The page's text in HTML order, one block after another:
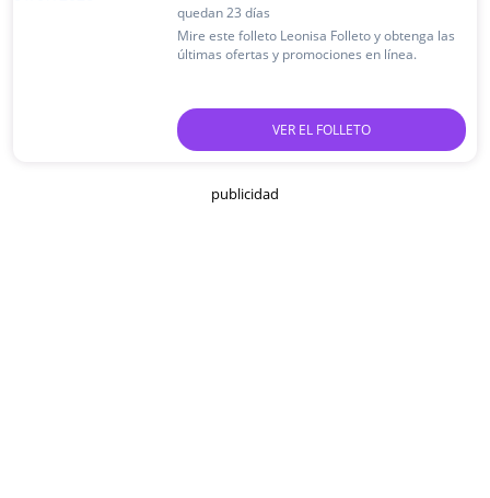
quedan 23 días
Mire este folleto Leonisa Folleto y obtenga las
últimas ofertas y promociones en línea.
VER EL FOLLETO
publicidad